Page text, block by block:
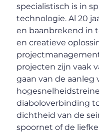
specialistisch is in
technologie. Al 20
en baanbrekend in
en creatieve
projecten zijn vaak
gaan van de
diaboloverbinding
dichtheid van de
spoornet of de